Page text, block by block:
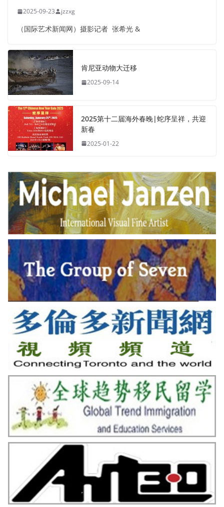
2025-09-23 jzzxg
（国际艺术新闻网）摄影记者 张希光 &
肯尼亚动物大迁移
2025-09-14
2025第十二届海外春晚|蛇序呈祥，共迎
新春
2025-01-22